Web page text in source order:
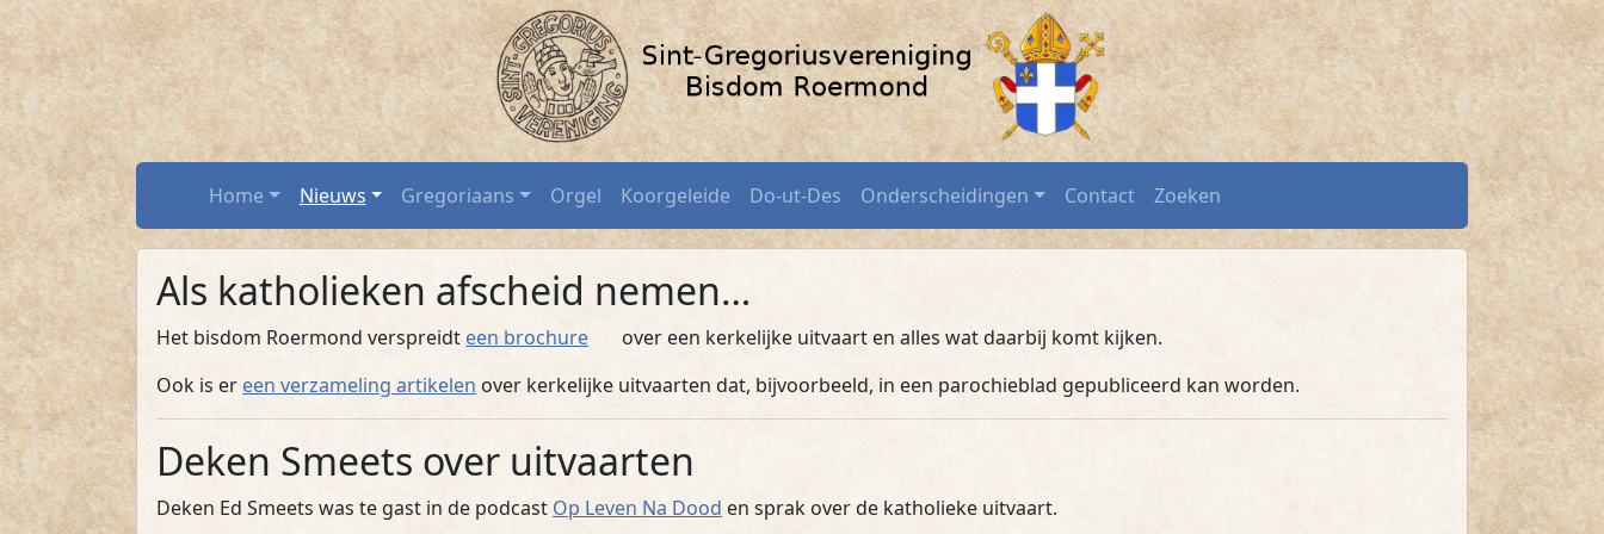
Spring naar hoofdtekst
Katholieke uitvaart / SGV-Roermond.nl
Home
Home Nieuws Gregoriaans Orgel Koorgeleide Do-ut-Des Onderscheidingen Contact Zoeken
Als katholieken afscheid nemen…
Het bisdom Roermond verspreidt een brochure(PDF)over een kerkelijke uitvaart en alles wat daarbij komt kijken.
Ook is ereen verzameling artikelen over kerkelijke uitvaarten dat, bijvoorbeeld, in een parochieblad gepubliceerd kan worden.
Deken Smeets over uitvaarten
Deken Ed Smeets was te gast in de podcast Op Leven Na Dood en sprak over de katholieke uitvaart.